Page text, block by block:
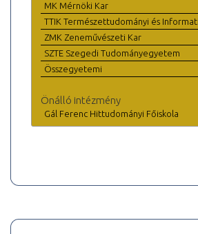
MK Mérnöki Kar
TTIK Természettudományi és
ZMK Zeneművészeti Kar
SZTE Szegedi Tudományegyetem
Összegyetemi
Önálló intézmény
Gál Ferenc Hittudományi Főiskola